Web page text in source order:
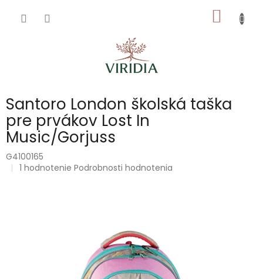
KOŠÍK
Santoro London školská taška
pre prvákov Lost In
Music/Gorjuss
G4100165
Priemerné
1 hodnotenie Podrobnosti hodnotenia